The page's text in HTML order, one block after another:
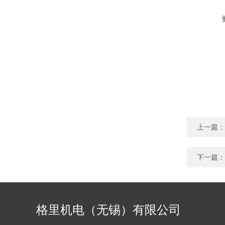
上一篇：
下一篇：
格里机电（无锡）有限公司